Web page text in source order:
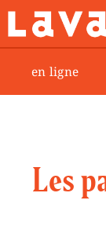
en ligne
Les